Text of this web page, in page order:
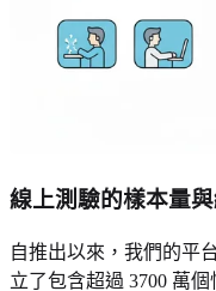
線上測驗的樣本量
自推出以來，我們的平
立了包含超過 3700 萬